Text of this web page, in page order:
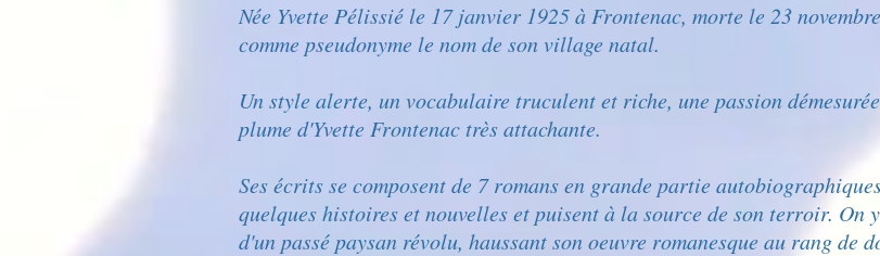
Née Yvette Pélissié le 17 janvier 1925 à Frontenac, morte le 23
comme pseudonyme le nom de son village natal.
Un style alerte, un vocabulaire truculent et riche, une passion
plume d'Yvette Frontenac très attachante.
Ses écrits se composent de 7 romans en grande partie
quelques histoires et nouvelles et puisent à la source de son terroir. On
d'un passé paysan révolu, haussant son oeuvre romanesque au rang de